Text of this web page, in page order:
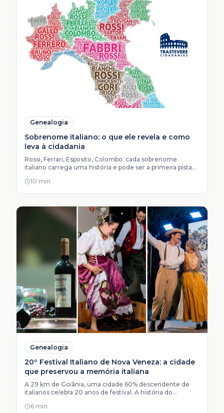
Genealogia
Sobrenome italiano: o que ele revela e como
leva à cidadania
Rossi, Ferrari, Esposito, Colombo: cada sobrenome
italiano carrega uma história e pode ser a primeira pista
10 min
Genealogia
20º Festival Italiano de Nova Veneza: a cidade
que preservou a memória italiana
A 29 km de Goiânia, uma cidade 60% descendente de
italianos celebra 20 anos de festival. A história do
famílias nem sabem que têm.
6 min